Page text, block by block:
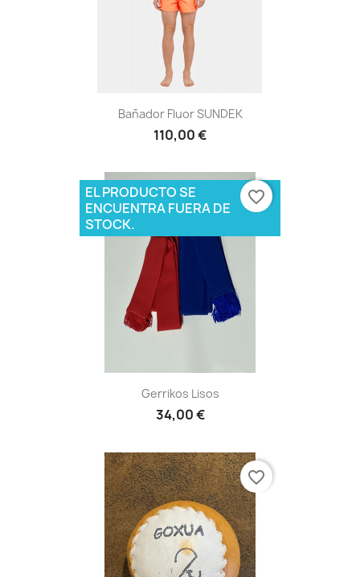
Bañador Fluor SUNDEK
110,00 €
Gerrikos Lisos
34,00 €
EL PRODUCTO SE
ENCUENTRA FUERA DE
STOCK.
favorite_border
favorite_border